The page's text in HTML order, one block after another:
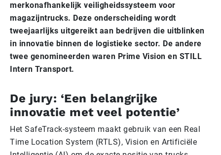
merkonafhankelijk veiligheidssysteem voor
magazijntrucks. Deze onderscheiding wordt
tweejaarlijks uitgereikt aan bedrijven die uitblinken
in innovatie binnen de logistieke sector. De andere
twee genomineerden waren Prime Vision en STILL
Intern Transport.
De jury: ‘Een belangrijke
innovatie met veel potentie’
Het SafeTrack-systeem maakt gebruik van een Real
Time Location System (RTLS), Vision en Artificiële